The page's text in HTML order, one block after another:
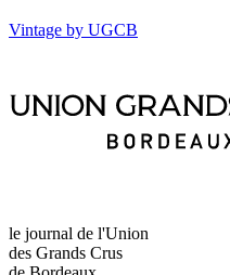
Vintage by UGCB
le journal de l'Union
des Grands Crus